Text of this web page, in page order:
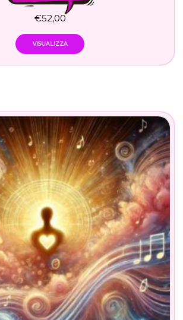
€52,00
VISUALIZZA